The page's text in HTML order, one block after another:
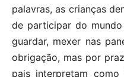
palavras, as crianças
de participar do mundo
guardar, mexer nas
obrigação, mas por
pais interpretam como